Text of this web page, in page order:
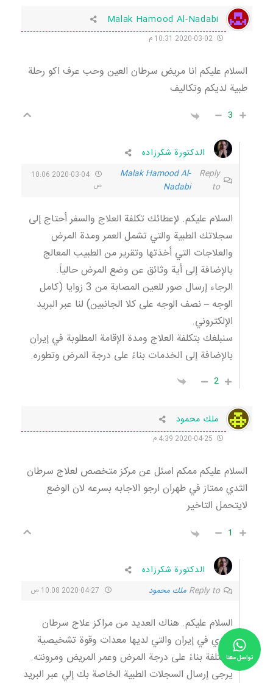
Malak Hamood Al-Nadabi
السلام عليكم انا مريض سرطان العين وحب عرف اكو رحلة
طبية لديكم وتكاليف
3
الدكتورة شكرزاده
Reply
to
Malak Hamood Al-
Nadabi
2020-03-04 10:06
ص
السلام عليكم. لإعطائك تكلفة العلاج والسفر أحتاج إلى
سجلاتك الطبية والتي تشمل العمر ومدة المرض
والعلاجات التي أخذتها وتقرير من الطبيب المعالج
بالإضافة إلى أية وثائق عن وضع المرض حالياً.
الرجاء إرسال صور للعين المصابة من 3 زوايا (كامل
الوجه – نصف الوجه على كلا الجانبين) لنا عبر البريد
الإلكتروني.
سنبلغك بتكلفة العلاج ومدة الإقامة المطلوبة في إيران
بالإضافة إلى الخدمات بناءً على درجة المرض وتطوره.
2
ملك محمود
السلام عليكم ممكم اسئل عن مركز متخصص لعلاج سرطان
الثدي ممتاز في طهران ارجو الاجابه بسرعه لان الوضع
لايتحمل التاخير
1
الدكتورة شكرزاده
Reply to ملك محمود
السلام عليكم. هناك العديد من مراكز علاج سرطان
الثدي في إيران والتي لديها معدات وقوة تشخيصية
مختلفة بناءً على درجة المرض وعمر المريض ومرونته.
يرجى إرسال السجلات الطبية الخاصة بك إلي عبر البريد
تواصل معنا